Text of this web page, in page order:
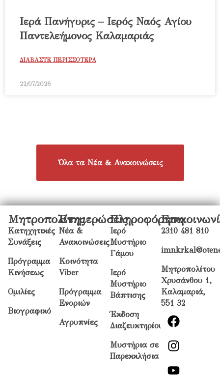
Ιερά Πανήγυρις – Ιερός Ναός Αγίου
Παντελεήμονος Καλαμαριάς
ΔΙΑΒΑΣΤΕ ΠΕΡΙΣΣΟΤΕΡΑ
22/07/2026
Όλα τα Νέα & Ανακοινώσεις
Μητροπολίτης
Κατηχητικές
Συνάξεις
Πρόγραμμα
Κινήσεως
Ομιλίες
Βιογραφικό
Ενημερώσεις
Νέα &
Ανακοινώσεις
Κοινότητα
Viber
Πρόγραμμα
Ενοριών
Αγρυπνίες
Πληροφόρηση
Ιερό
Μυστήριο
Γάμου
Ιερό
Μυστήριο
Βάπτισης
Έκδοση
Διαζευκτηρίου
Μυστήρια σε
Παρεκκλήσια
2310 481 810
Μητροπολίτου
Χρυσάνθου 1,
Καλαμαριά,
551 32